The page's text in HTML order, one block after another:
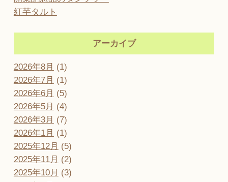
紅芋タルト
アーカイブ
2026年8月 (1)
2026年7月 (1)
2026年6月 (5)
2026年5月 (4)
2026年3月 (7)
2026年1月 (1)
2025年12月 (5)
2025年11月 (2)
2025年10月 (3)